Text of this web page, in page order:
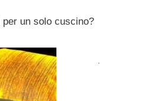
un solo cuscino?